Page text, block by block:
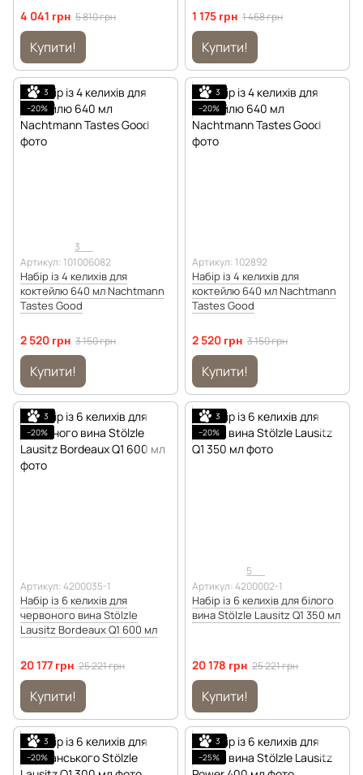
4 041 грн 5 810 грн
Купити!
1 175 грн 1 468 грн
Купити!
3
−20%
3
Артикул: 101006082
Набір із 4 келихів для
коктейлю 640 мл Nachtmann
Tastes Good
2 520 грн 3 150 грн
Купити!
3
−20%
Артикул: 102892
Набір із 4 келихів для
коктейлю 640 мл Nachtmann
Tastes Good
2 520 грн 3 150 грн
Купити!
3
−20%
Артикул: 4200035-1
Набір із 6 келихів для
червоного вина Stölzle
Lausitz Bordeaux Q1 600 мл
20 177 грн 25 221 грн
Купити!
3
−20%
5
Артикул: 4200002-1
Набір із 6 келихів для білого
вина Stölzle Lausitz Q1 350 мл
20 178 грн 25 221 грн
Купити!
3
−20%
3
−25%